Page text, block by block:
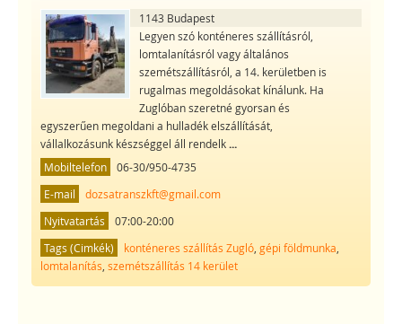
1143 Budapest
Legyen szó konténeres szállításról,
lomtalanításról vagy általános
szemétszállításról, a 14. kerületben is
rugalmas megoldásokat kínálunk. Ha
Zuglóban szeretné gyorsan és
egyszerűen megoldani a hulladék elszállítását,
vállalkozásunk készséggel áll rendelk...
Mobiltelefon
06-30/950-4735
E-mail
dozsatranszkft@gmail.com
Nyitvatartás
07:00-20:00
Tags (Cimkék)
konténeres szállítás Zugló, gépi földmunka
lomtalanítás szemétszállítás 14 kerület